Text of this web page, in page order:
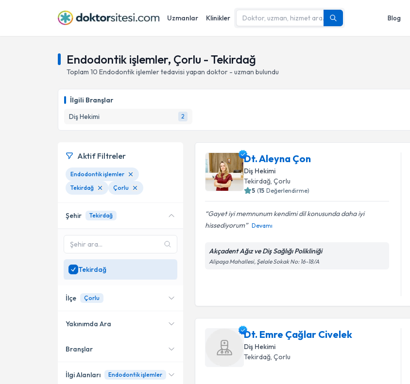
Uzmanlar Klinikler Blog
Endodontik işlemler, Çorlu - Tekirdağ
Toplam 10 Endodontik işlemlertedavisi yapan doktor - uzman bulundu
İlgili Branşlar
Diş Hekimi
2
Dt. Aleyna Çon
Diş Hekimi
Tekirdağ, Çorlu
5 (15 Değerlendirme)
Gayet iyi memnunum kendimi dil konusunda daha iyi
hissediyorum
Devamı
Akçadent Ağız ve Diş Sağlığı Polikliniği
Alipaşa Mahallesi, Şelale Sokak No: 16-18/A
Dt. Emre Çağlar Civelek
Diş Hekimi
Tekirdağ , Çorlu
Aktif Filtreler
Endodontik işlemler
Tekirdağ
Çorlu
Şehir Tekirdağ
Tekirdağ
İlçe Çorlu
Çorlu
Yakınımda Ara
Konumuma yakın uzmanları
Branşlar
İlgi Alanları Endodontik işlemler